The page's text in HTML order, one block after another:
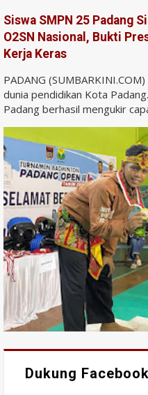
Siswa SMPN 25 Padang
O2SN Nasional, Bukti
Kerja Keras
PADANG
dunia pendidikan Kota
Padang berhasil mengukir
Dukung